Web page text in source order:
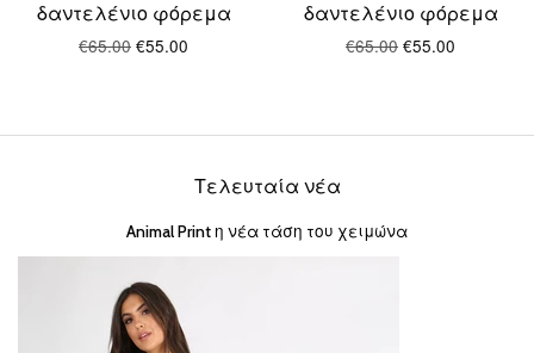
δαντελένιο φόρεμα
€65.00 €55.00
δαντελένιο φόρεμα
€65.00 €55.00
Τελευταία νέα
Animal Print η νέα τάση του χειμώνα